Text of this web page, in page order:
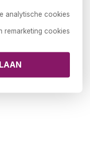
analytische cookies
remarketing cookies